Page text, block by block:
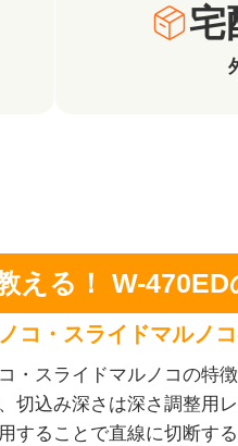
宅
える！ W-470ED
コ・スライドマルノ
・スライドマルノコの特
切込み深さは深さ調整用
することで直線に切断す